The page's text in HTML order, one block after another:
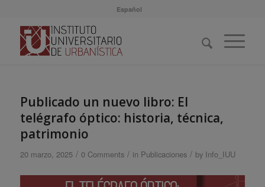
Español
Publicado un nuevo libro: El
telégrafo óptico: historia, técnica,
patrimonio
20 marzo, 2025 / 0 Comments / in Publicaciones / by Info_IUU